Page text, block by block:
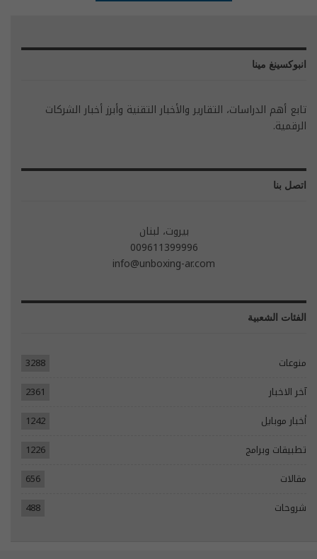
انبوكسينغ مينا
تابع أهم الدراسات، التقارير والأخبار التقنية وأبرز أخبار الشركات
الرقمية.
اتصل بنا
بيروت، لبنان
009611399996
info@unboxing-ar.com
الفئات الشعبية
منوعات
3288
آخر الاخبار
2361
أخبار موبايل
1242
تطبيقات وبرامج
1226
مقالات
656
شروحات
488